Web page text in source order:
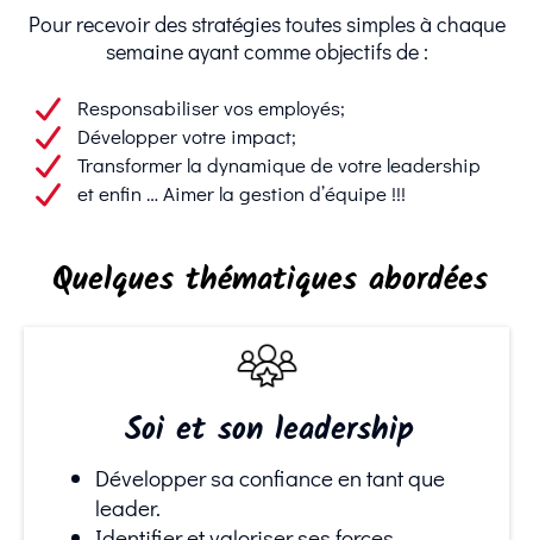
Pour recevoir des stratégies toutes simples à chaque
semaine ayant comme objectifs de :
Responsabiliser vos employés;
Développer votre impact;
Transformer la dynamique de votre leadership
et enfin … Aimer la gestion d’équipe !!!
Quelques thématiques abordées
Soi et son leadership
Développer sa confiance en tant que
leader.